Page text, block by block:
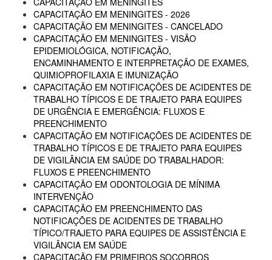
CAPACITAÇÃO EM MENINGITES - 2026
CAPACITAÇÃO EM MENINGITES - CANCELADO
CAPACITAÇÃO EM MENINGITES - VISÃO
EPIDEMIOLÓGICA, NOTIFICAÇÃO,
ENCAMINHAMENTO E INTERPRETAÇÃO DE EXAMES,
QUIMIOPROFILAXIA E IMUNIZAÇÃO
CAPACITAÇÃO EM NOTIFICAÇÕES DE ACIDENTES DE
TRABALHO TÍPICOS E DE TRAJETO PARA EQUIPES
DE URGÊNCIA E EMERGÊNCIA: FLUXOS E
PREENCHIMENTO
CAPACITAÇÃO EM NOTIFICAÇÕES DE ACIDENTES DE
TRABALHO TÍPICOS E DE TRAJETO PARA EQUIPES
DE VIGILÂNCIA EM SAÚDE DO TRABALHADOR:
FLUXOS E PREENCHIMENTO
CAPACITAÇÃO EM ODONTOLOGIA DE MÍNIMA
INTERVENÇÃO
CAPACITAÇÃO EM PREENCHIMENTO DAS
NOTIFICAÇÕES DE ACIDENTES DE TRABALHO
TÍPICO/TRAJETO PARA EQUIPES DE ASSISTÊNCIA E
VIGILÂNCIA EM SAÚDE
CAPACITAÇÃO EM PRIMEIROS SOCORROS